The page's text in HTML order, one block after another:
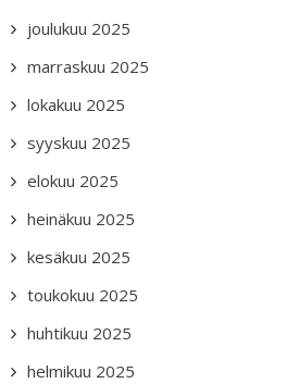
joulukuu 2025
marraskuu 2025
lokakuu 2025
syyskuu 2025
elokuu 2025
heinäkuu 2025
kesäkuu 2025
toukokuu 2025
huhtikuu 2025
helmikuu 2025